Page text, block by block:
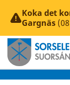
Koka det
Gargnäs